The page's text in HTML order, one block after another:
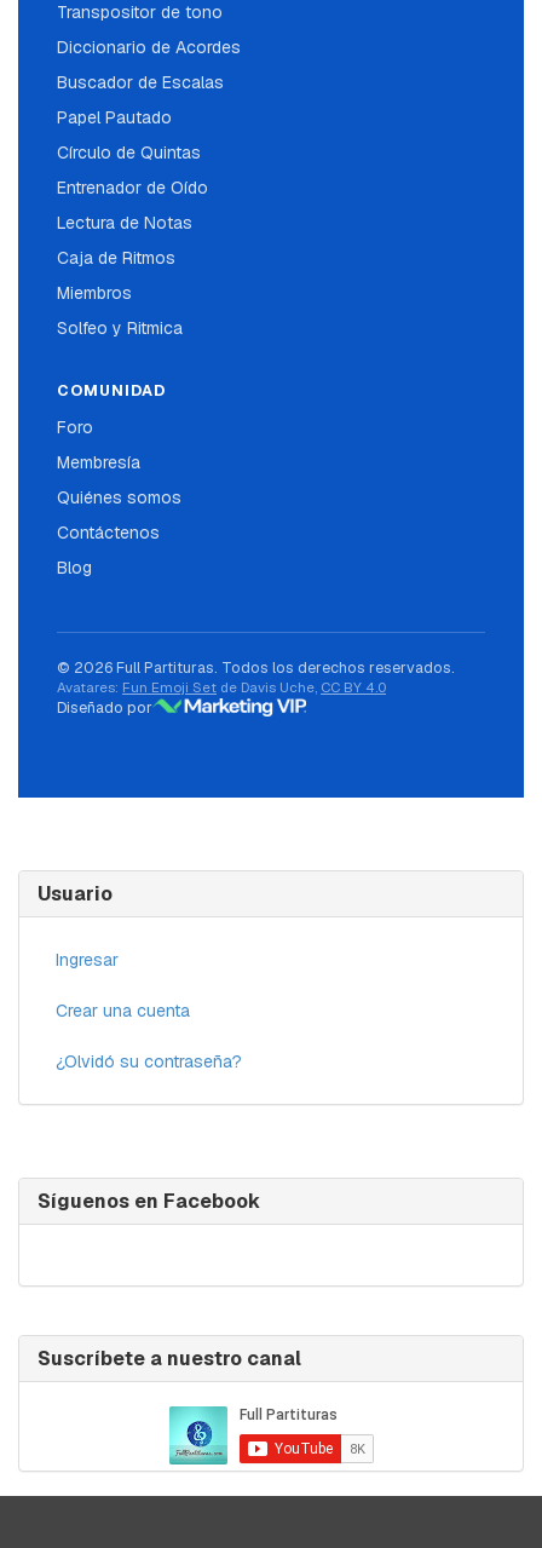
Transpositor de tono
Diccionario de Acordes
Buscador de Escalas
Papel Pautado
Círculo de Quintas
Entrenador de Oído
Lectura de Notas
Caja de Ritmos
Miembros
Solfeo y Ritmica
COMUNIDAD
Foro
Membresía
Quiénes somos
Contáctenos
Blog
© 2026 Full Partituras. Todos los derechos reservados.
Avatares: Fun Emoji Set de Davis Uche, CC BY 4.0
Diseñado por
Usuario
Ingresar
Crear una cuenta
¿Olvidó su contraseña?
Síguenos en Facebook
Suscríbete a nuestro canal